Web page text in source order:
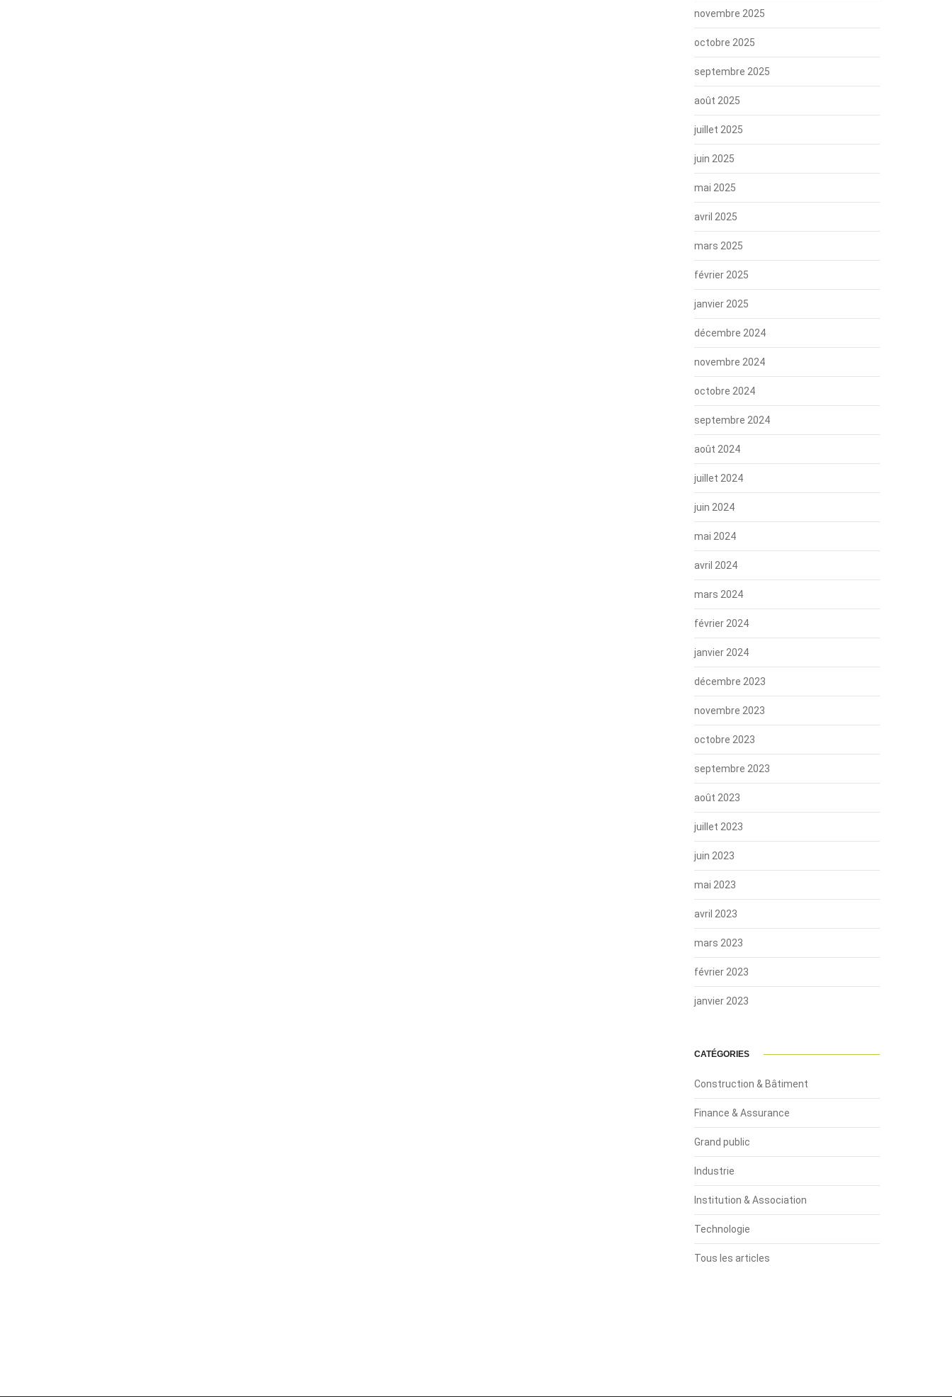
novembre 2025
octobre 2025
septembre 2025
août 2025
juillet 2025
juin 2025
mai 2025
avril 2025
mars 2025
février 2025
janvier 2025
décembre 2024
novembre 2024
octobre 2024
septembre 2024
août 2024
juillet 2024
juin 2024
mai 2024
avril 2024
mars 2024
février 2024
janvier 2024
décembre 2023
novembre 2023
octobre 2023
septembre 2023
août 2023
juillet 2023
juin 2023
mai 2023
avril 2023
mars 2023
février 2023
janvier 2023
CATÉGORIES
Construction & Bâtiment
Finance & Assurance
Grand public
Industrie
Institution & Association
Technologie
Tous les articles